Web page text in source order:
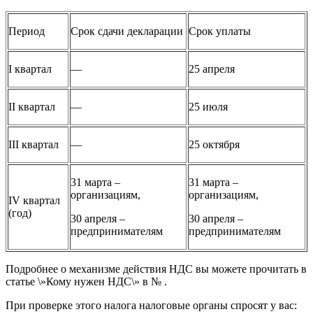
Период Срок сдачи декларации Срок уплаты
I квартал — 25 апреля
II квартал — 25 июля
III квартал — 25 октября
IV квартал
(год)
31 марта –
организациям,
30 апреля –
предпринимателям
31 марта –
организациям,
30 апреля –
предпринимателям
Подробнее о механизме действия НДС вы можете прочитать в
статье \»Кому нужен НДС\» в № .
При проверке этого налога налоговые органы спросят у вас: